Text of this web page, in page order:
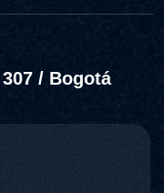
/ Bogotá